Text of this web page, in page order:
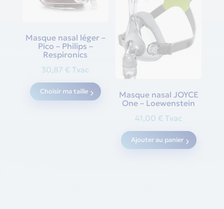
Masque nasal léger –
Pico – Philips –
Respironics
30,87€ Tvac
Choisir ma taille
product
variants.
Masque nasal JOYCE
One – Loewenstein
41,00€ Tvac
Ajouter au panier